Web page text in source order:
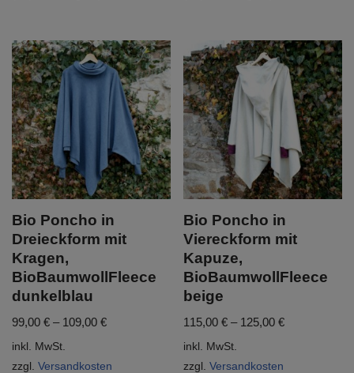
Bio Poncho in
Dreieckform mit
Kragen,
BioBaumwollFleece
dunkelblau
99,00 € – 109,00 €
inkl. MwSt.
zzgl. Versandkosten
Bio Poncho in
Viereckform mit
Kapuze,
BioBaumwollFleece
beige
115,00€ – 125,00€
inkl. MwSt.
zzgl.Versandkosten